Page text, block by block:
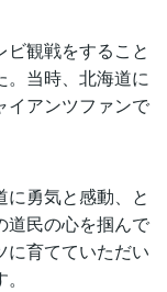
観戦をすること
。当時、北海道に
イアンツファンで
勇気と感動、と
道民の心を掴んで
に育てていただい